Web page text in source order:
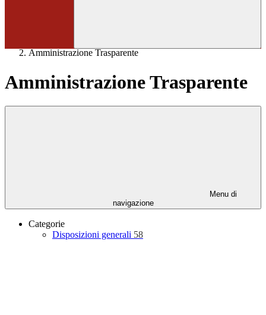
Amministrazione Trasparente
Amministrazione Trasparente
Menu di
navigazione
Categorie
Disposizioni generali 58